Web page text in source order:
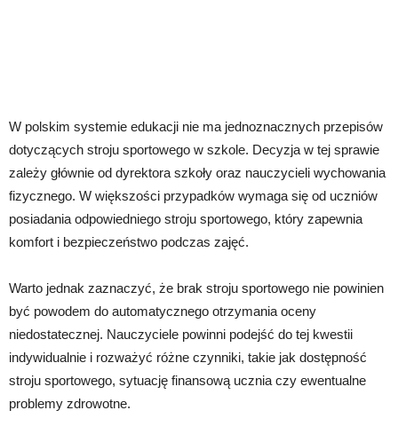
W polskim systemie edukacji nie ma jednoznacznych przepisów
dotyczących stroju sportowego w szkole. Decyzja w tej sprawie
zależy głównie od dyrektora szkoły oraz nauczycieli wychowania
fizycznego. W większości przypadków wymaga się od uczniów
posiadania odpowiedniego stroju sportowego, który zapewnia
komfort i bezpieczeństwo podczas zajęć.
Warto jednak zaznaczyć, że brak stroju sportowego nie powinien
być powodem do automatycznego otrzymania oceny
niedostatecznej. Nauczyciele powinni podejść do tej kwestii
indywidualnie i rozważyć różne czynniki, takie jak dostępność
stroju sportowego, sytuację finansową ucznia czy ewentualne
problemy zdrowotne.